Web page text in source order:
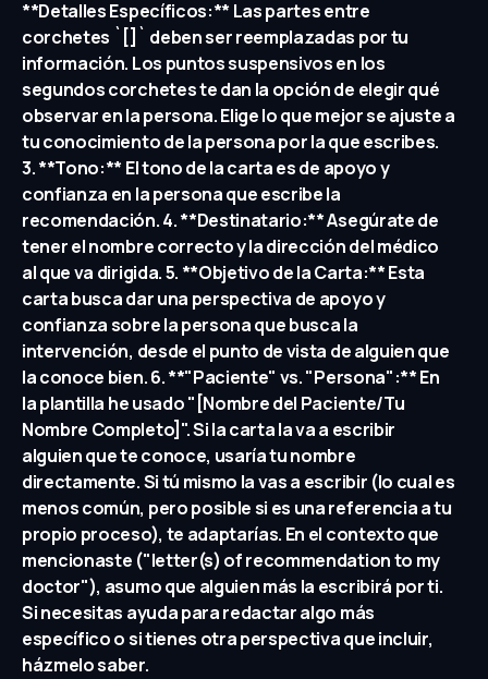
**Detalles Específicos:** Las partes entre
corchetes `[]` deben ser reemplazadas por tu
información. Los puntos suspensivos en los
segundos corchetes te dan la opción de elegir qué
observar en la persona. Elige lo que mejor se ajuste a
tu conocimiento de la persona por la que escribes.
3. **Tono:** El tono de la carta es de apoyo y
confianza en la persona que escribe la
recomendación. 4. **Destinatario:** Asegúrate de
tener el nombre correcto y la dirección del médico
al que va dirigida. 5. **Objetivo de la Carta:** Esta
carta busca dar una perspectiva de apoyo y
confianza sobre la persona que busca la
intervención, desde el punto de vista de alguien que
la conoce bien. 6. **"Paciente" vs. "Persona":** En
la plantilla he usado "[Nombre del Paciente/Tu
Nombre Completo]". Si la carta la va a escribir
alguien que te conoce, usaría tu nombre
directamente. Si tú mismo la vas a escribir (lo cual es
menos común, pero posible si es una referencia a tu
propio proceso), te adaptarías. En el contexto que
mencionaste ("letter(s) of recommendation to my
doctor"), asumo que alguien más la escribirá por ti.
Si necesitas ayuda para redactar algo más
específico o si tienes otra perspectiva que incluir,
házmelo saber.